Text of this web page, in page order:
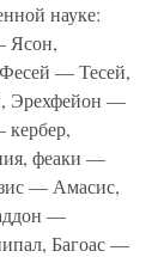
науке:
Ясон,
— Тесей,
Эрехфейон —
феаки —
— Амасис,
—
Багоас —